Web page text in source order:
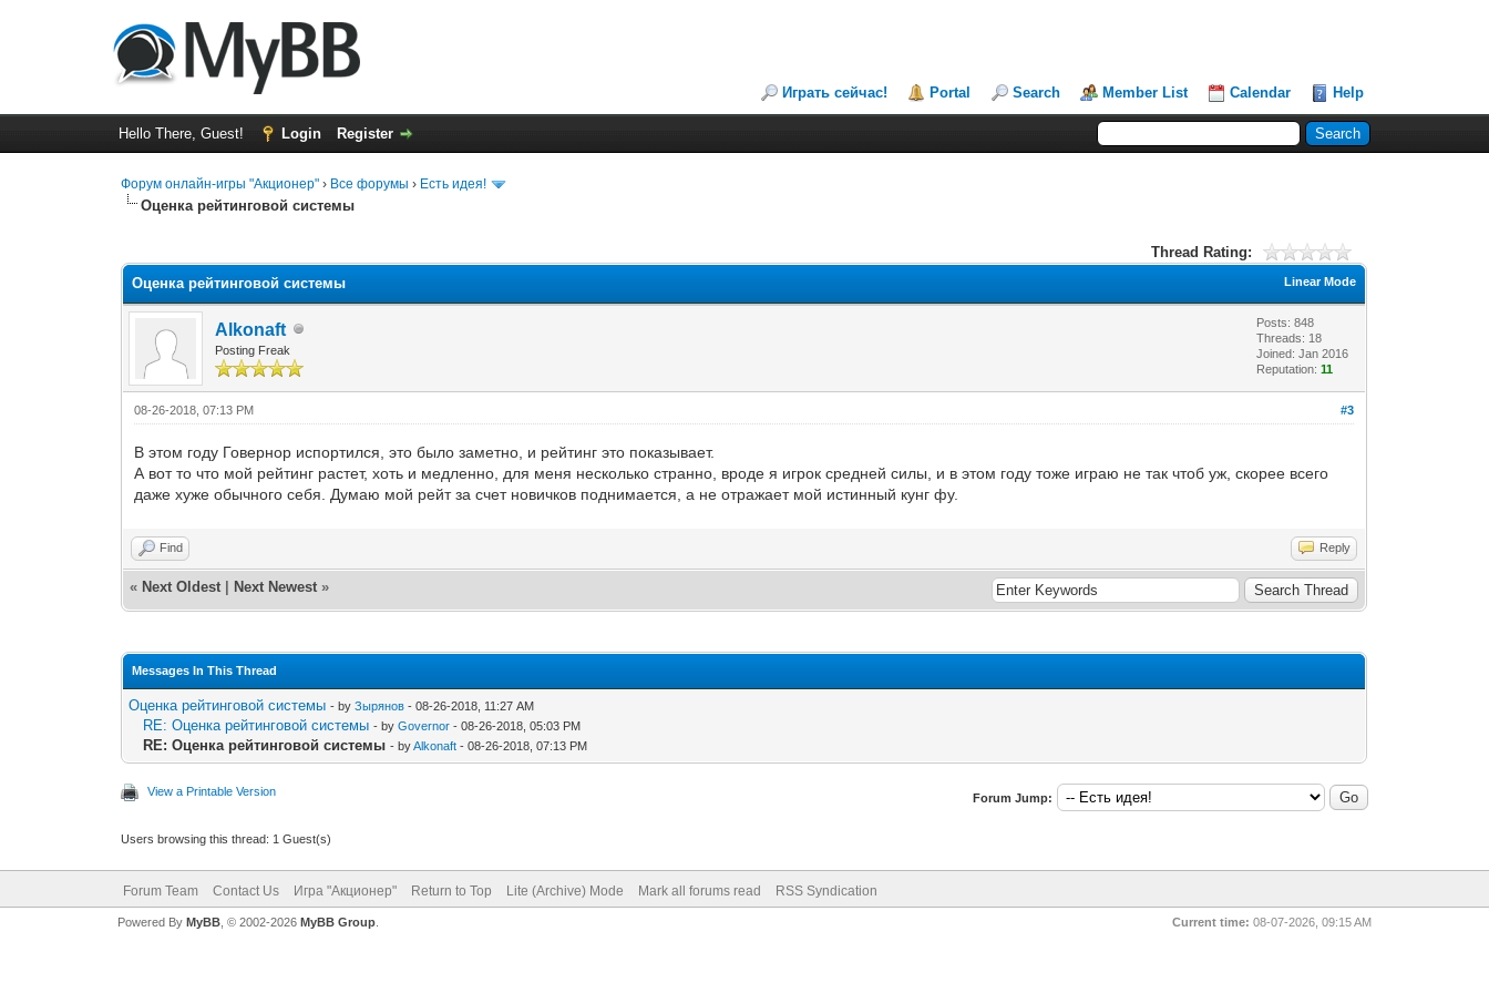
Играть сейчас! Portal Search Member List Calendar Help
Hello There, Guest! Login Register
Форум онлайн-игры "Акционер" › Все форумы › Есть идея!
Оценка рейтинговой системы
Thread Rating:
Linear Mode
Оценка рейтинговой системы
Alkonaft
Posting Freak
Posts: 848
Threads: 18
Joined: Jan 2016
Reputation:11
#3
08-26-2018, 07:13 PM
В этом году Говернор испортился, это было заметно, и рейтинг это показывает.
А вот то что мой рейтинг растет, хоть и медленно, для меня несколько странно, вроде я игрок средней силы, и в этом году тоже играю не так чтоб уж, скорее всего
даже хуже обычного себя. Думаю мой рейт за счет новичков поднимается, а не отражает мой истинный кунг фу.
Find Reply
« Next Oldest Next Newest »
Messages In This Thread
Оценка рейтинговой системы - byЗырянов - 08-26-2018, 11:27 AM
RE: Оценка рейтинговой системы - byGovernor - 08-26-2018, 05:03 PM
RE: Оценка рейтинговой системы - byAlkonaft - 08-26-2018, 07:13 PM
View a Printable Version Forum Jump:
Users browsing this thread: 1 Guest(s)
Forum Team Contact Us Игра "Акционер" Return to Top Lite (Archive) Mode Mark all forums read RSS Syndication
Current time: 08-07-2026, 09:15 AM
Powered By MyBB, © 2002-2026 MyBB Group.